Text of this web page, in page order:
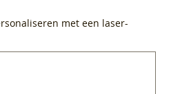
met een laser-